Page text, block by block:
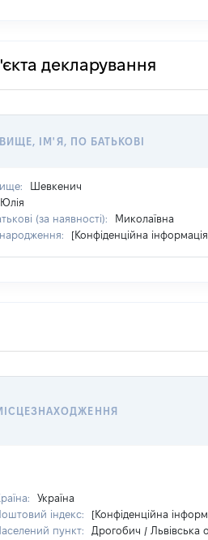
декларування
ІМ'Я, ПО БАТЬКОВІ
Шевкенич
Юлія
(за наявності):
Миколаївна
[Конфіденційна
Україна
індекс:
[Конфіденційна
пункт:
Дрогобич / Львівська